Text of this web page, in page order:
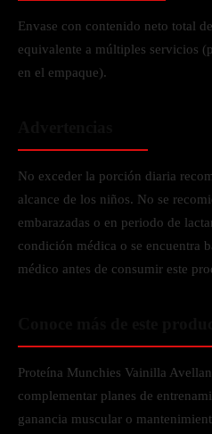
Envase con contenido neto total
equivalente a múltiples servicios
en el empaque).
No exceder la porción diaria
alcance de los niños. No se
embarazadas o en periodo de
condición médica o se encuentra
médico antes de consumir este
Proteína Munchies Vainilla
complementar planes de
ganancia muscular o